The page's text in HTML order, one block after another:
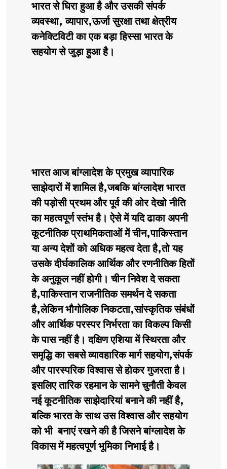
भारत से घिरा हुआ है और उसकी संपर्क
व्यवस्था, व्यापार,ऊर्जा सुरक्षा तथा क्षेत्रीय
कनेक्टिविटी का एक बड़ा हिस्सा भारत के
सहयोग से जुड़ा हुआ है।
भारत आज बांग्लादेश के प्रमुख व्यापारिक
साझेदारों में शामिल है,जबकि बांग्लादेश भारत
की पड़ोसी प्रथम और पूर्व की ओर देखो नीति
का महत्वपूर्ण स्तंभ है। ऐसे में यदि ढाका अपनी
कूटनीतिक प्राथमिकताओं में चीन,पाकिस्तान
या अन्य देशों को अधिक महत्व देता है,तो यह
उसके दीर्घकालिक आर्थिक और रणनीतिक हितों
के अनुकूल नहीं होगी। चीन निवेश दे सकता
है,पाकिस्तान राजनीतिक समर्थन दे सकता
है,लेकिन भौगोलिक निकटता,सांस्कृतिक संबंधों
और आर्थिक परस्पर निर्भरता का विकल्प किसी
के पास नहीं है। दक्षिण एशिया में स्थिरता और
समृद्धि का सबसे व्यावहारिक मार्ग सहयोग,संपर्क
और पारस्परिक विश्वास से होकर गुजरता है।
इसलिए तारिक रहमान के सामने चुनौती केवल
नई कूटनीतिक साझेदारियां बनाने की नहीं है,
बल्कि भारत के साथ उस विश्वास और सहयोग
को भी बनाएं रखने की है जिसने बांग्लादेश के
विकास में महत्वपूर्ण भूमिका निभाई है।